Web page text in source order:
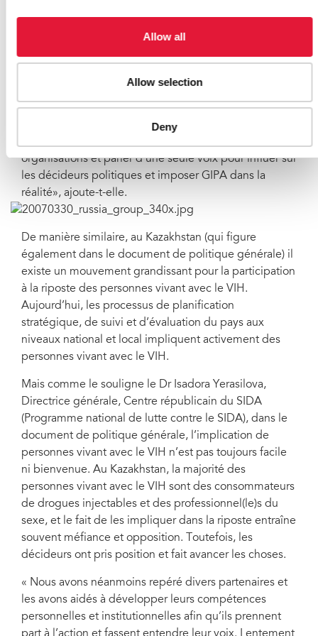
Allow all
Allow selection
Deny
le document de politique générale de l’ONUSIDA.
nous faut la pleine participation des personnes vivant
avec le VIH. Dans le même temps, les personnes
organisations et parler d’une seule voix pour influer sur
les décideurs politiques et imposer GIPA dans la
réalité», ajoute-t-elle.
De manière similaire, au Kazakhstan (qui figure
également dans le document de politique générale) il
existe un mouvement grandissant pour la participation
à la riposte des personnes vivant avec le VIH.
Aujourd’hui, les processus de planification
stratégique, de suivi et d’évaluation du pays aux
niveaux national et local impliquent activement des
personnes vivant avec le VIH.
Mais comme le souligne le Dr Isadora Yerasilova,
Directrice générale, Centre républicain du SIDA
(Programme national de lutte contre le SIDA), dans le
document de politique générale, l’implication de
personnes vivant avec le VIH n’est pas toujours facile
ni bienvenue. Au Kazakhstan, la majorité des
personnes vivant avec le VIH sont des consommateurs
de drogues injectables et des professionnel(le)s du
sexe, et le fait de les impliquer dans la riposte entraîne
souvent méfiance et opposition. Toutefois, les
décideurs ont pris position et fait avancer les choses.
« Nous avons néanmoins repéré divers partenaires et
les avons aidés à développer leurs compétences
personnelles et institutionnelles afin qu’ils prennent